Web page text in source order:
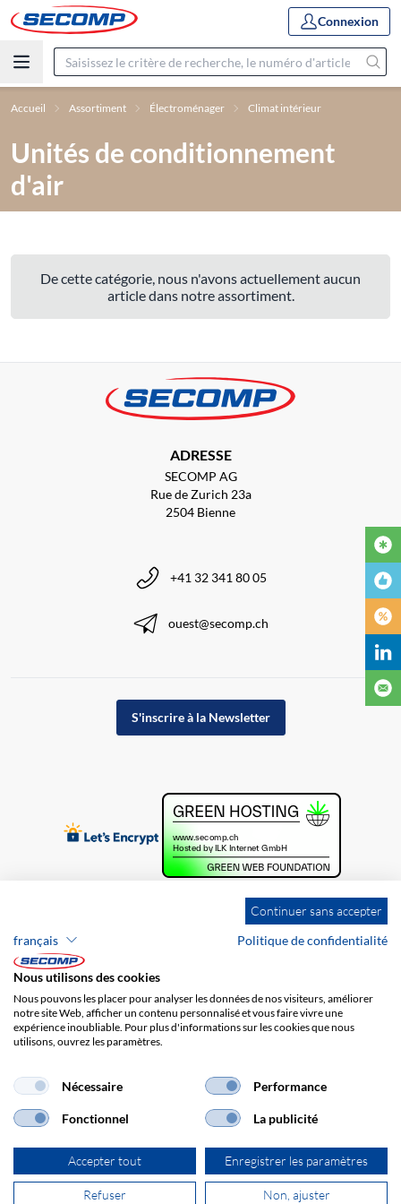
Connexion
Accueil Assortiment Électroménager Climat intérieur
Unités de conditionnement
d'air
De cette catégorie, nous n'avons actuellement aucun
article dans notre assortiment.
ADRESSE
SECOMP AG
Rue de Zurich 23a
2504 Bienne
+41 32 341 80 05
ouest@secomp.ch
S'inscrire à la Newsletter
Brands
Protection des données
Frais de port
© 2026 SECOMP AG. Tous les droits sont réservés.
Continuer sans accepter
français
Politique de confidentialité
Nous utilisons des cookies
Nous pouvons les placer pour analyser les données de nos visiteurs, améliorer
notre site Web, afficher un contenu personnalisé et vous faire vivre une
expérience inoubliable. Pour plus d'informations sur les cookies que nous
utilisons, ouvrez les paramètres.
Nécessaire Performance
Fonctionnel La publicité
Accepter tout Enregistrer les paramètres
Refuser Non, ajuster